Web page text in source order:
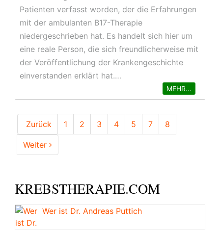
Patienten verfasst worden, der die Erfahrungen
mit der ambulanten B17-Therapie
niedergeschrieben hat. Es handelt sich hier um
eine reale Person, die sich freundlicherweise mit
der Veröffentlichung der Krankengeschichte
einverstanden erklärt hat.…
MEHR...
Zurück 1 2 3 4 5 7 8
Weiter
KREBSTHERAPIE.COM
Wer ist Dr. Andreas Puttich